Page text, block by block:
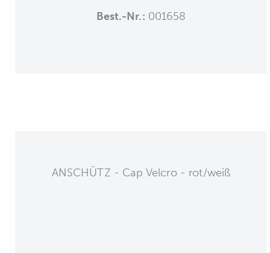
Best.-Nr.: 001658
ANSCHÜTZ - Cap Velcro - rot/weiß